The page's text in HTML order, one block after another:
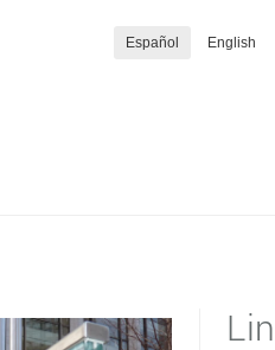
Español English